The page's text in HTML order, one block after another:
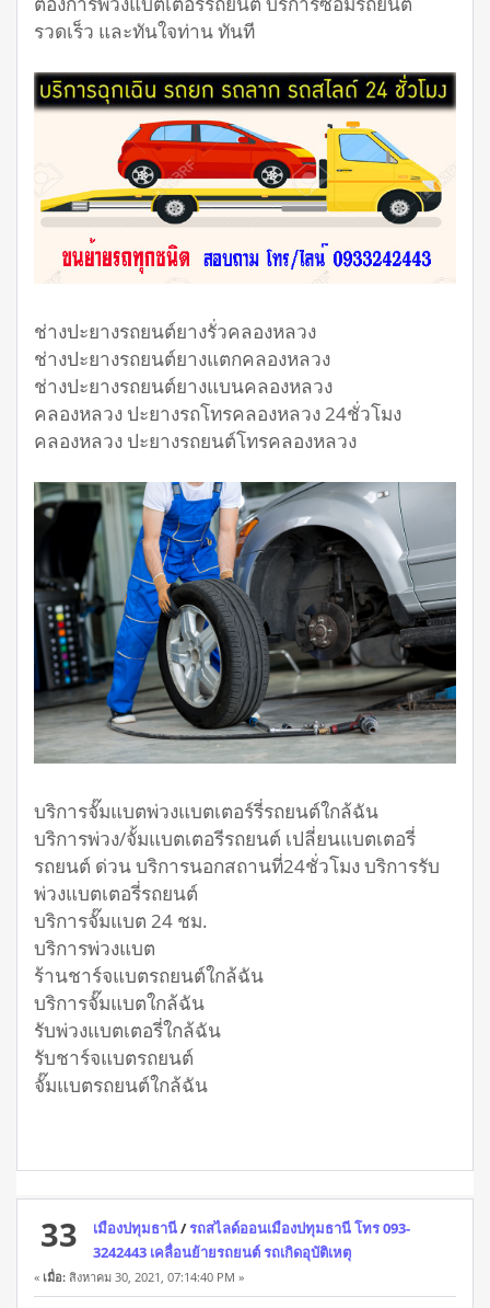
รวดเร็ว และทันใจท่าน ทันที
ช่างปะยางรถยนต์ยางรั่วคลองหลวง
ช่างปะยางรถยนต์ยางแตกคลองหลวง
ช่างปะยางรถยนต์ยางแบนคลองหลวง
คลองหลวง ปะยางรถโทรคลองหลวง 24ชั่วโมง
คลองหลวง ปะยางรถยนต์โทรคลองหลวง
บริการจั๊มแบตพ่วงแบตเตอร์รี่รถยนต์ใกล้ฉัน
บริการพ่วง/จั้มแบตเตอรีรถยนต์ เปลี่ยนแบตเตอรี่
รถยนต์ ด่วน บริการนอกสถานที่24ชั่วโมง บริการรับ
พ่วงแบตเตอรี่รถยนต์
บริการจั๊มแบต 24 ชม.
บริการพ่วงแบต
ร้านชาร์จแบตรถยนต์ใกล้ฉัน
บริการจั๊มแบตใกล้ฉัน
รับพ่วงแบตเตอรี่ใกล้ฉัน
รับชาร์จแบตรถยนต์
จั๊มแบตรถยนต์ใกล้ฉัน
33 เมืองปทุมธานี/รถสไลด์ออนเมืองปทุมธานี โทร 093-
3242443 เคลื่อนย้ายรถยนต์ รถเกิดอุบัติเหตุ
« เมื่อ: สิงหาคม 30, 2021, 07:14:40 PM »